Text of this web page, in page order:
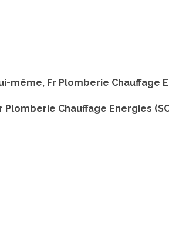
même, Fr Plomberie Chauffage
Plomberie Chauffage Energies